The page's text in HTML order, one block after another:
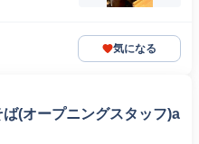
気になる
(オープニングスタッフ)a